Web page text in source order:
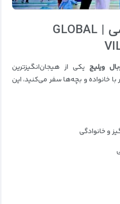
شهر بازی و سرگرمی | GLOBAL
ویلیج یکی از هیجان‌انگیزترین
خانواده و بچه‌ها سفر می‌کنید، این